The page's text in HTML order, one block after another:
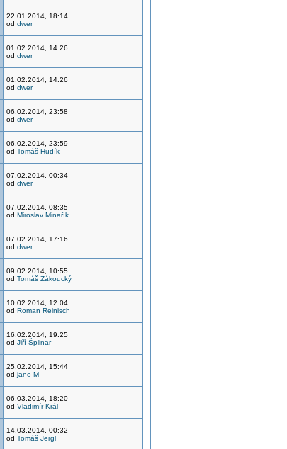
22.01.2014, 18:14
od dwer
01.02.2014, 14:26
od dwer
01.02.2014, 14:26
od dwer
06.02.2014, 23:58
od dwer
06.02.2014, 23:59
od Tomáš Hudík
07.02.2014, 00:34
od dwer
07.02.2014, 08:35
od Miroslav Minařík
07.02.2014, 17:16
od dwer
09.02.2014, 10:55
od Tomáš Zákoucký
10.02.2014, 12:04
od Roman Reinisch
16.02.2014, 19:25
od Jiří Šplinar
25.02.2014, 15:44
od jano M
06.03.2014, 18:20
od Vladimír Král
14.03.2014, 00:32
od Tomáš Jergl